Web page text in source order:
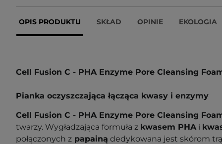
OPIS PRODUKTU SKŁAD OPINIE EKOLOGIA
Cell Fusion C - PHA Enzyme Pore Cleansing
Pianka oczyszczająca łącząca kwasy i enzymy
Cell Fusion C - PHA Enzyme Pore Cleansing
twarzy. Wygładzająca formuła z kwasem PHA i
połączonych z papainą dedykowana jest skórom